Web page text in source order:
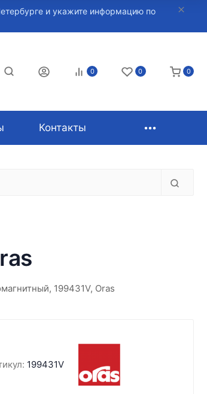
и укажите информацию по
0 0 0
Контакты
199431V, Oras
199431V